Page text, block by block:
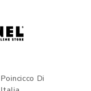
Di